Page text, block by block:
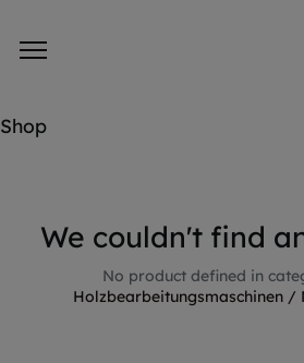
Shop
We couldn't find
No product defined in
Holzbearbeitungsmaschinen /